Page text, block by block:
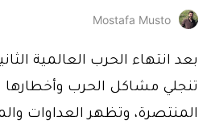
Mostafa Musto
تنجلي مشاكل الحرب وأخطارها
المنتصرة، وتظهر العداوات